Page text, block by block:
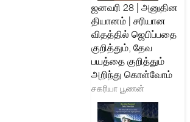
ஜனவரி 28 | அனுதின
தியானம் | சரியான
விதத்தில் ஜெபிப்பதை
குறித்தும், தேவ
பயத்தை குறித்தும்
அறிந்து கொள்வோம்
சகரியா பூணன்